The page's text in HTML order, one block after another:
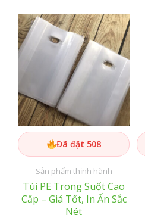
Đã đặt 508
Sản phẩm thịnh hành
Túi PE Trong Suốt Cao
Cấp – Giá Tốt, In Ấn Sắc
Nét